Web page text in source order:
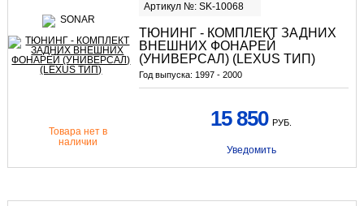
Артикул №: SK-10068
ТЮНИНГ - КОМПЛЕКТ ЗАДНИХ
ВНЕШНИХ ФОНАРЕЙ
(УНИВЕРСАЛ) (LEXUS ТИП)
Год выпуска: 1997 - 2000
Товара нет в
наличии
15 850 РУБ.
Уведомить